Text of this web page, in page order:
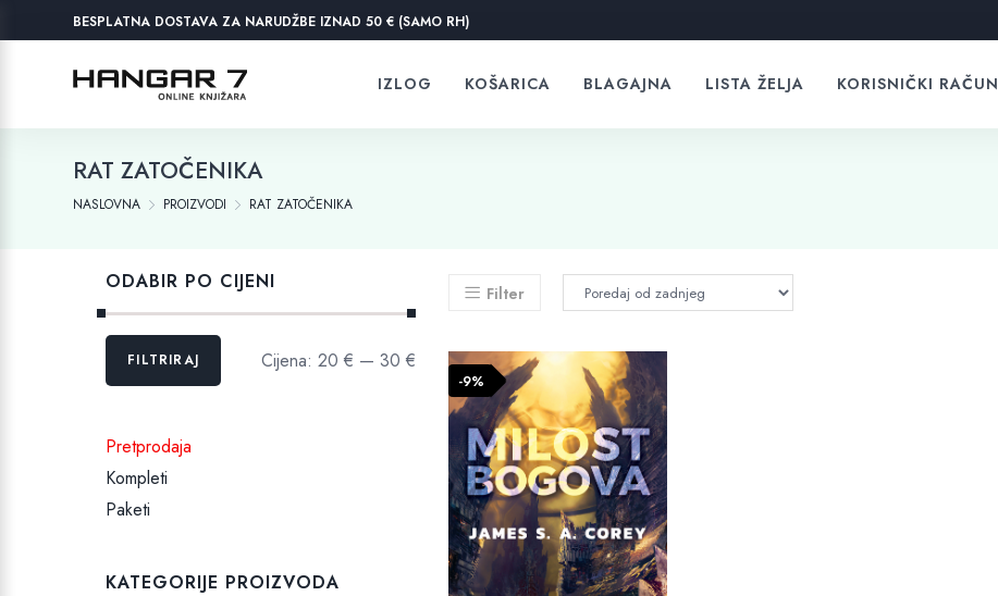
BESPLATNA DOSTAVA ZA NARUDŽBE IZNAD 50 € (SAMO RH)
IZLOG KOŠARICA BLAGAJNA LISTA ŽELJA KORISNIČKI RAČUN
RAT ZATOČENIKA
NASLOVNA PROIZVODI RAT ZATOČENIKA
Filter
-9%
ODABIR PO CIJENI
Min
MaksFILTRIRAJ Cijena: 20 € — 30 €
Pretprodaja
Kompleti
Paketi
KATEGORIJE PROIZVODA